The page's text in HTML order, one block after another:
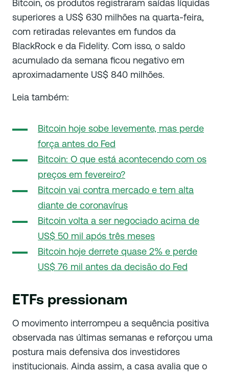
Bitcoin, os produtos registraram saídas líquidas
superiores a US$ 630 milhões na quarta-feira,
com retiradas relevantes em fundos da
BlackRock e da Fidelity. Com isso, o saldo
acumulado da semana ficou negativo em
aproximadamente US$ 840 milhões.
Leia também:
Bitcoin hoje sobe levemente, mas perde
força antes do Fed
Bitcoin: O que está acontecendo com os
preços em fevereiro?
Bitcoin vai contra mercado e tem alta
diante de coronavírus
Bitcoin volta a ser negociado acima de
US$ 50 mil após três meses
Bitcoin hoje derrete quase 2% e perde
US$ 76 mil antes da decisão do Fed
ETFs pressionam
O movimento interrompeu a sequência positiva
observada nas últimas semanas e reforçou uma
postura mais defensiva dos investidores
institucionais. Ainda assim, a casa avalia que o